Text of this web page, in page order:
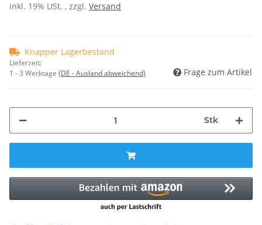
inkl. 19% USt. , zzgl. Versand
Knapper Lagerbestand
Lieferzeit:
1 - 3 Werktage (DE - Ausland abweichend) Frage zum Artikel
Stk
Loading...